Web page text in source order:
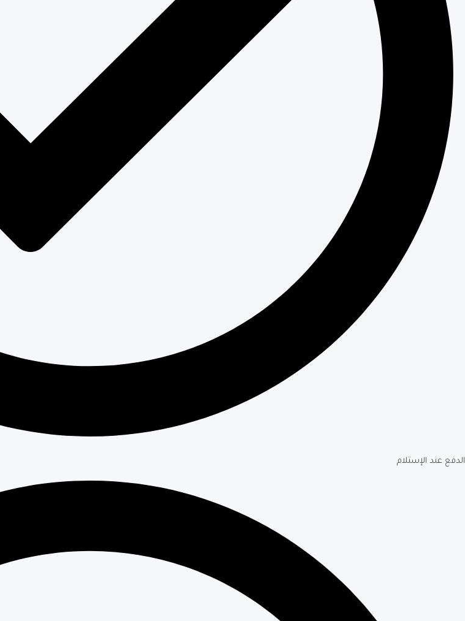
الدفع عند الإستلام